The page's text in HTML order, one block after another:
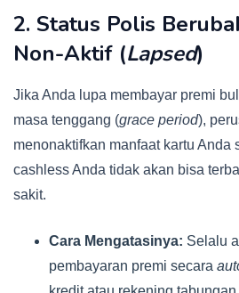
2. Status Polis
Non-Aktif (Lapsed)
Jika Anda lupa membayar premi
masa tenggang (grace period),
menonaktifkan manfaat kartu Anda
cashless Anda tidak akan bisa
sakit.
Cara Mengatasinya: Selalu
pembayaran premi secara